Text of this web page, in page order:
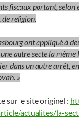
fiscaux portant, selon
de religion.
ont appliqué à
autre secte la
dans un autre arrêt,
»
sur le site originel :
actualites/la-